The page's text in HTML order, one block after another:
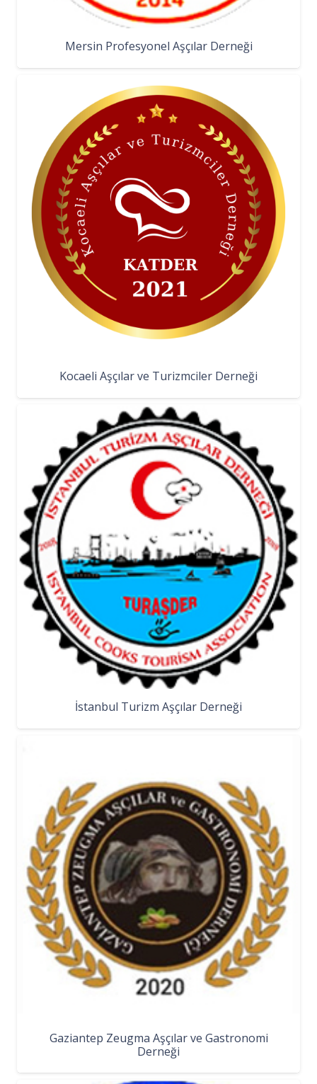
Mersin Profesyonel Aşçılar Derneği
Kocaeli Aşçılar ve Turizmciler Derneği
İstanbul Turizm Aşçılar Derneği
Gaziantep Zeugma Aşçılar ve Gastronomi
Derneği